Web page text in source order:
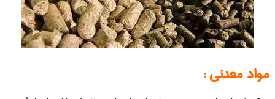
مواد معدنی :